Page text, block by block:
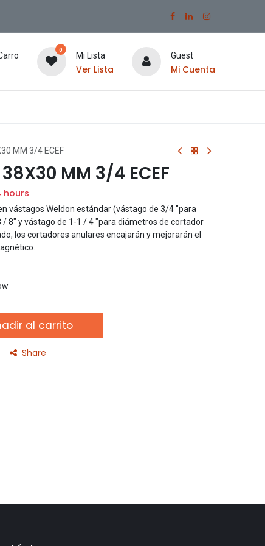
0
Mi Lista
Ver Lista
Guest
Mi Cuenta
MM 3/4 ECEF
MM 3/4 ECEF
hours
vástagos Weldon estándar (vástago de 3/4 "para
8" y vástago de 1-1 / 4 "para diámetros de cortador
los cortadores anulares encajarán y mejorarán el
al carrito
Share